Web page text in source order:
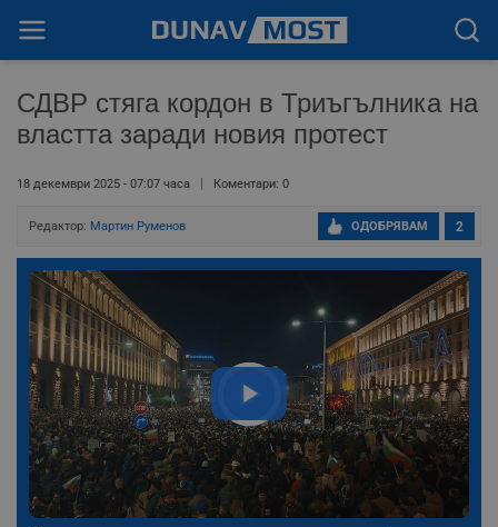
СДВР стяга кордон в Триъгълника на
властта заради новия протест
18 декември 2025 - 07:07 часа Коментари: 0
Редактор: Мартин Руменов 2
ОДОБРЯВАМ